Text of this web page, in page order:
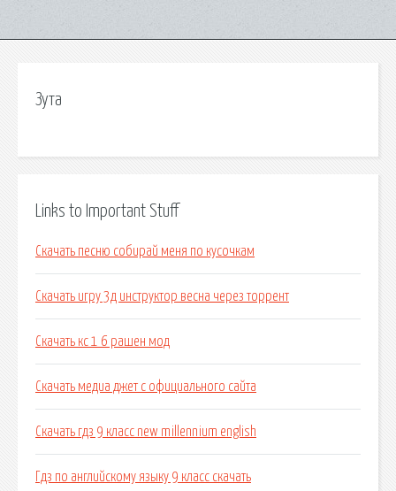
Зута
Links to Important Stuff
Скачать песню собирай меня по кусочкам
Скачать игру 3д инструктор весна через торрент
Скачать кс 1 6 рашен мод
Скачать медиа джет с официального сайта
Скачать гдз 9 класс new millennium english
Гдз по английскому языку 9 класс скачать